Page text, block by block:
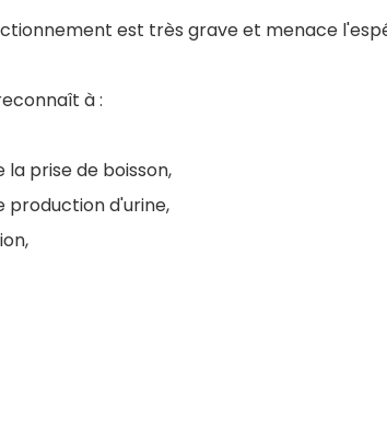
est très grave et menace
à :
prise de boisson,
production d'urine,